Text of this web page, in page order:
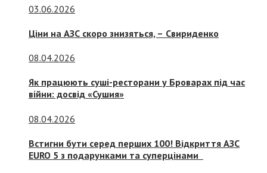
03.06.2026
Ціни на АЗС скоро знизяться, – Свириденко
08.04.2026
Як працюють суші-ресторани у Броварах під час
війни: досвід «Сушия»
08.04.2026
Встигни бути серед перших 100! Відкриття АЗС
EURO 5 з подарунками та суперцінами